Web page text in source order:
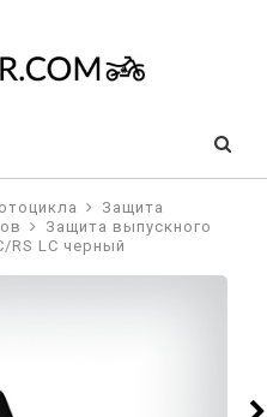
Защита
Защита выпускного
RS LC черный